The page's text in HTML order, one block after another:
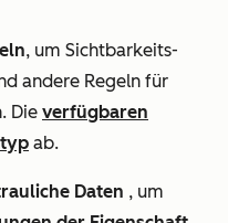
, um Sichtbarkeits-
andere Regeln für
Die verfügbaren
ab.
Daten , um